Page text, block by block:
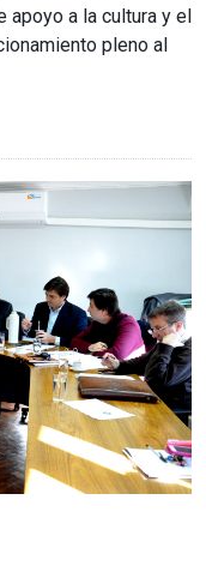
a la cultura y el
pleno al